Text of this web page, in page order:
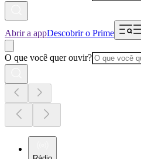
Abrir a appDescobrir o Prime
O que você quer ouvir?